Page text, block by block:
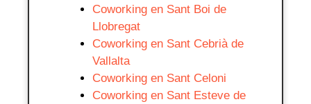
Coworking en Sant Boi de
Llobregat
Coworking en Sant Cebrià de
Vallalta
Coworking en Sant Celoni
Coworking en Sant Esteve de